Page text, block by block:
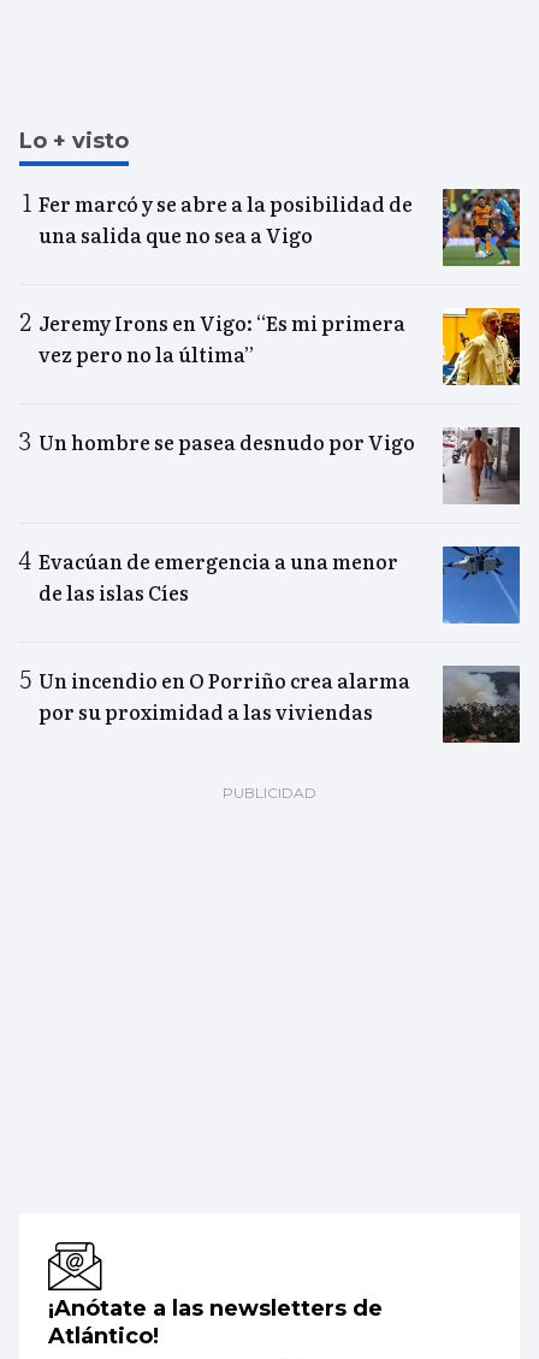
Lo + visto
Fer marcó y se abre a la posibilidad de
una salida que no sea a Vigo
Jeremy Irons en Vigo: “Es mi primera
vez pero no la última”
Un hombre se pasea desnudo por Vigo
Evacúan de emergencia a una menor
de las islas Cíes
Un incendio en O Porriño crea alarma
por su proximidad a las viviendas
¡Anótate a las newsletters de
Atlántico!